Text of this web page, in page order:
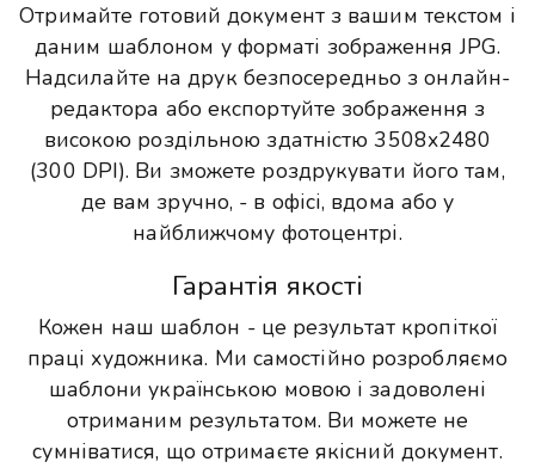
Отримайте готовий документ з вашим текстом і
даним шаблоном у форматі зображення JPG.
Надсилайте на друк безпосередньо з онлайн-
редактора або експортуйте зображення з
високою роздільною здатністю 3508x2480
(300 DPI). Ви зможете роздрукувати його там,
де вам зручно, - в офісі, вдома або у
найближчому фотоцентрі.
Гарантія якості
Кожен наш шаблон - це результат кропіткої
праці художника. Ми самостійно розробляємо
шаблони українською мовою і задоволені
отриманим результатом. Ви можете не
сумніватися, що отримаєте якісний документ.